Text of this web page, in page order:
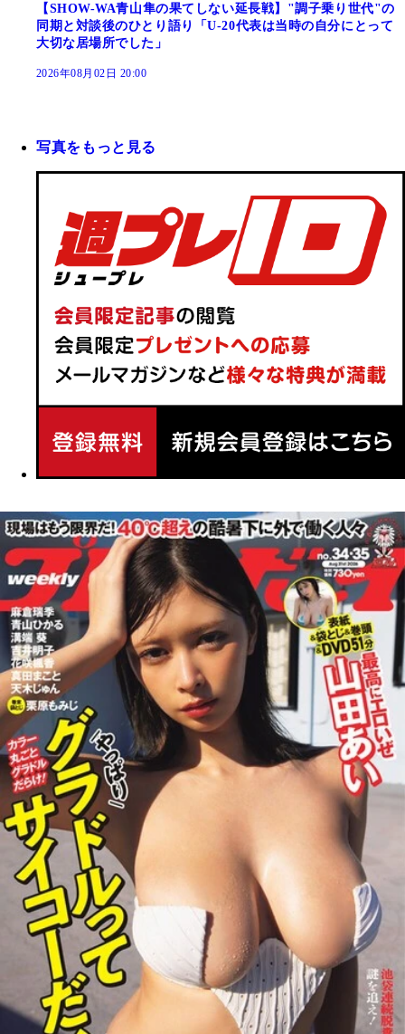
【SHOW-WA青山隼の果てしない延長戦】"調子乗り世代"の
同期と対談後のひとり語り「U-20代表は当時の自分にとって
大切な居場所でした」
2026年08月02日 20:00
写真をもっと見る